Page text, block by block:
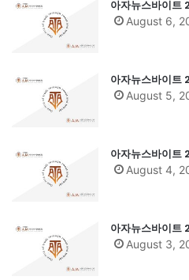
아자뉴스바이
August 6,
아자뉴스바이
August 5,
아자뉴스바이
August 4,
아자뉴스바이
August 3,